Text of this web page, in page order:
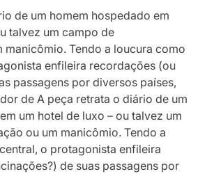
de um homem hospedado em
talvez um campo de
manicômio. Tendo a loucura como
enfileira recordações (ou
passagens por diversos países,
de A peça retrata o diário de um
um hotel de luxo – ou talvez um
ou um manicômio. Tendo a
o protagonista enfileira
de suas passagens por